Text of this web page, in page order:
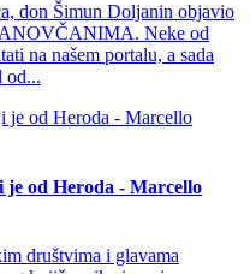
don Šimun Doljanin objavio
Neke od
na našem portalu, a sada
od...
je od Heroda - Marcello
društvima i glavama